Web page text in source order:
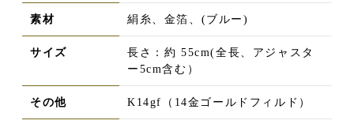
素材 絹糸、金箔、(ブルー)
サイズ
長さ：約 55cm(全長、アジャスタ
ー5cm含む）
その他 K14gf（14金ゴールドフィルド）